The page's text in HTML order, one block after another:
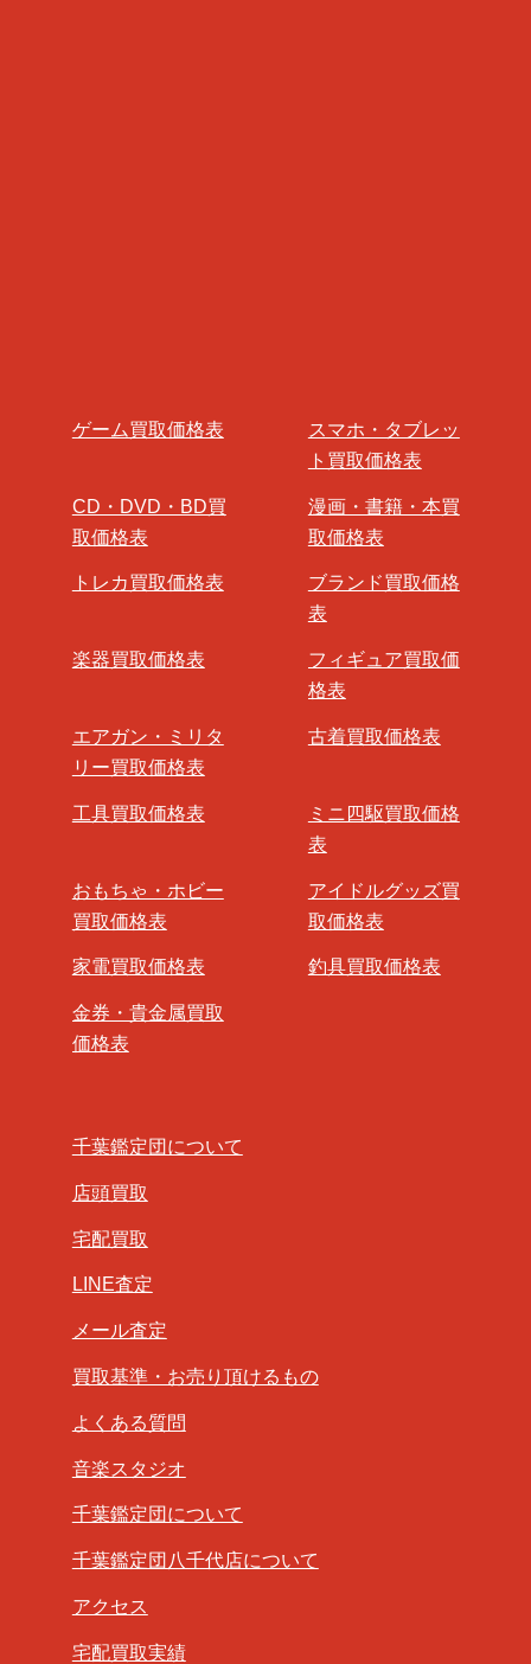
ゲーム買取価格表
スマホ・タブレッ
ト買取価格表
CD・DVD・BD買
取価格表
漫画・書籍・本買
取価格表
トレカ買取価格表
ブランド買取価格
表
楽器買取価格表
フィギュア買取価
格表
エアガン・ミリタ
リー買取価格表
古着買取価格表
工具買取価格表
ミニ四駆買取価格
表
おもちゃ・ホビー
買取価格表
アイドルグッズ買
取価格表
家電買取価格表 釣具買取価格表
金券・貴金属買取
価格表
千葉鑑定団について
店頭買取
宅配買取
LINE査定
メール査定
買取基準・お売り頂けるもの
よくある質問
音楽スタジオ
千葉鑑定団について
千葉鑑定団八千代店について
アクセス
宅配買取実績